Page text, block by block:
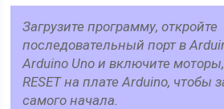
Загрузите программу, откройте
последовательный порт в
Arduino Uno и включите
RESET на плате Arduino, чтобы
самого начала.